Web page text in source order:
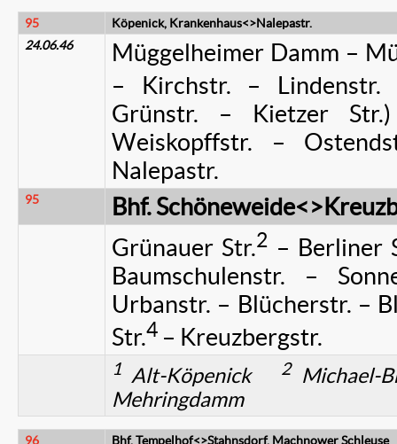
95
Köpenick, Krankenhaus<>Nalepastr.
24.06.46
Müggelheimer Damm –
– Kirchstr. – Lindenstr.
Grünstr. – Kietzer
Weiskopffstr. –
Nalepastr.
95
Bhf.
Grünauer Str.2 – Berliner
Baumschulenstr. –
Urbanstr. – Blücherstr. –
Str.4 – Kreuzbergstr.
1 Alt-Köpenick 2Michael-
Mehringdamm
96
Bhf. Tempelhof<>Stahnsdorf, Machnower Schleuse